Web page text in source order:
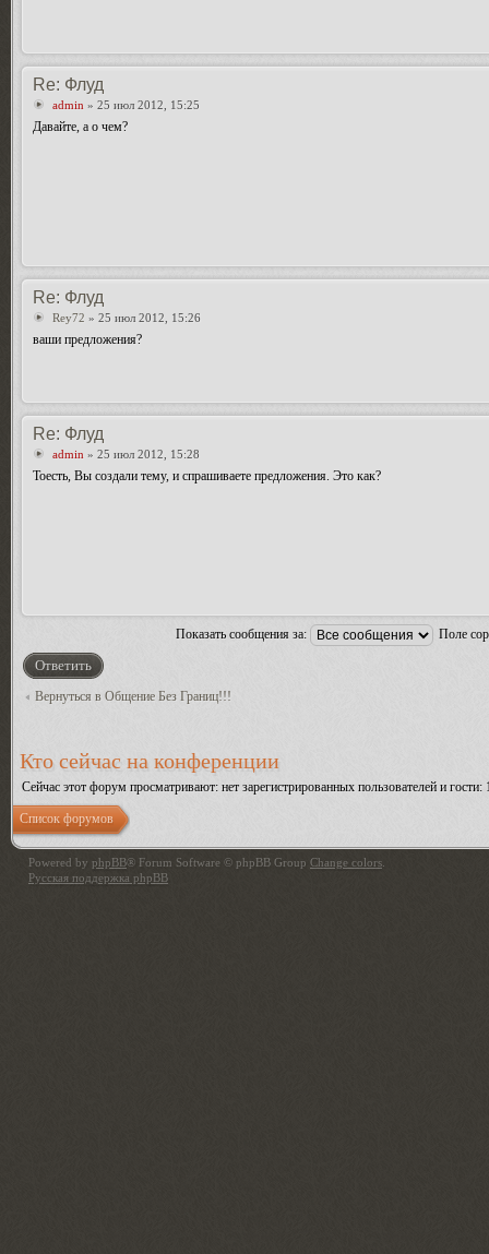
Re: Флуд
admin » 25 июл 2012, 15:25
Давайте, а о чем?
Re: Флуд
Rey72 » 25 июл 2012, 15:26
ваши предложения?
Re: Флуд
admin » 25 июл 2012, 15:28
Тоесть, Вы создали тему, и спрашиваете предложения. Это как?
Показать сообщения за: Поле
Ответить
Вернуться в Общение Без Границ!!!
Кто сейчас на конференции
Сейчас этот форум просматривают: нет зарегистрированных пользователей и гости:
Список форумов
Powered by phpBB® Forum Software © phpBB Group Change colors
Русская поддержка phpBB